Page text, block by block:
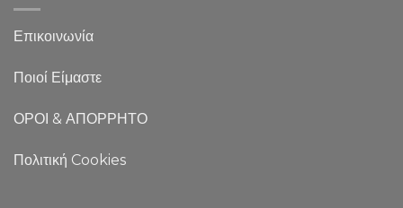
Επικοινωνία
Ποιοί Είμαστε
ΟΡΟΙ & ΑΠΟΡΡΗΤΟ
Πολιτική Cookies